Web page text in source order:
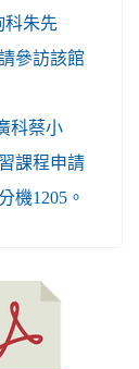
科朱先
參訪該館
科蔡小
課程申請
機1205。